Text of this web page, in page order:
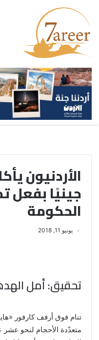
الأردنيون
جينيًا بفعل
الحكومة‎
يونيو 11, 2018
تحقيق: أمل
تنام فوق أرفف كارفور
متعدّدة الأحجام لنحو عشر